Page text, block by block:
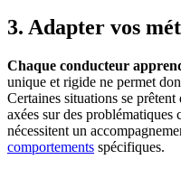
3. Adapter vos
Chaque conducteur
unique et rigide ne permet
Certaines situations se
axées sur des problématiques
nécessitent un
comportements spécifiques.